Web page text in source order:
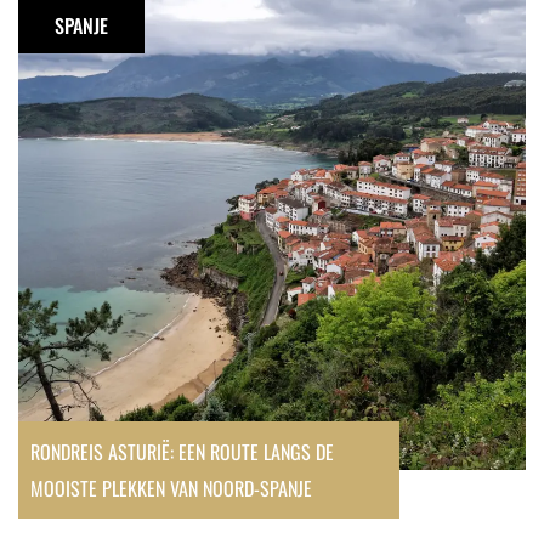
Asturië:
een
route
langs
van
Noord-
Spanje
SPANJE
RONDREIS ASTURIË: EEN ROUTE LANGS DE
MOOISTE PLEKKEN VAN NOORD-SPANJE